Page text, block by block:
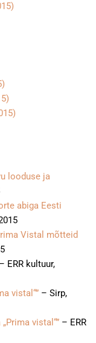
looduse ja
abiga Eesti
Vistal mõtteid
– ERR kultuur,
vistal“” – Sirp,
vistal“” – ERR